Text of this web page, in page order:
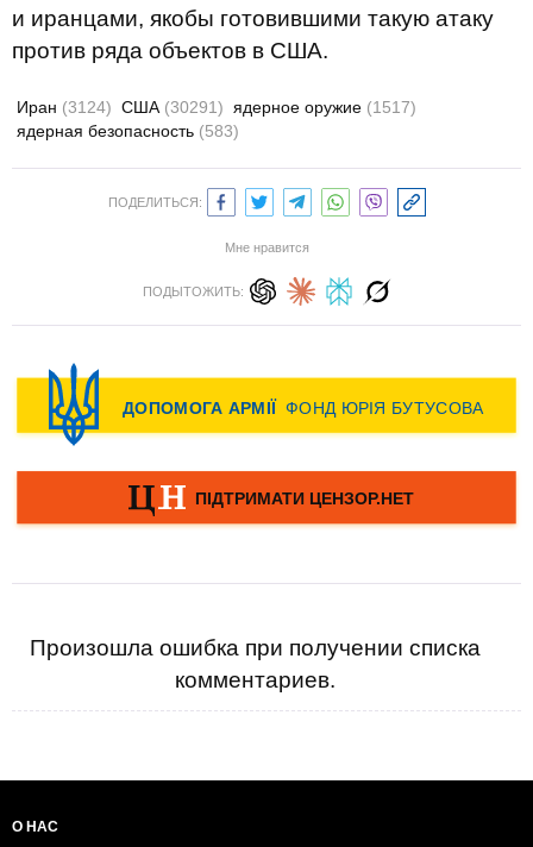
и иранцами, якобы готовившими такую атаку
против ряда объектов в США.
Иран (3124) США (30291) ядерное оружие (1517)
ядерная безопасность (583)
ПОДЕЛИТЬСЯ:
Мне нравится
ПОДЫТОЖИТЬ:
Произошла ошибка при получении списка
комментариев.
О НАС